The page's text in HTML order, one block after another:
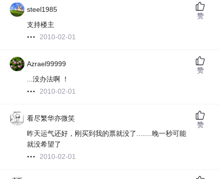
steel1985
支持楼主
2010-02-01
赞
Azrael99999
...没办法啊 ！
2010-02-01
赞
看尽繁华亦微笑
昨天运气还好，刚买到我的票就没了........晚一秒可能
就没希望了
2010-02-01
赞